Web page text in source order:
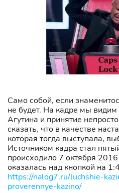
Само собой, если
не будет. На кадре мы
Агутина и принятие
сказать, что в качестве
которая тогда выступала,
Источником кадра стал
происходило 7 октября
оказалась над кнопкой на
https://nalog7.ru/luchshie-
proverennye-kazino/